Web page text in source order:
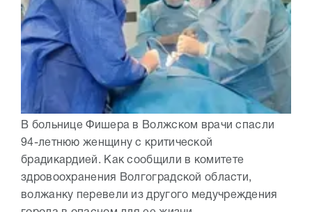
В больнице Фишера в Волжском врачи спасли
94-летнюю женщину с критической
брадикардией. Как сообщили в комитете
здровоохранения Волгоградской области,
волжанку перевели из другого медучреждения